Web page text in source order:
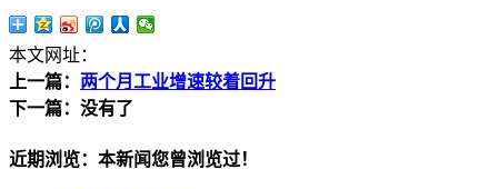
本文网址：
上一篇： 两个月工业增速较着回升
下一篇：没有了
近期浏览：本新闻您曾浏览过！